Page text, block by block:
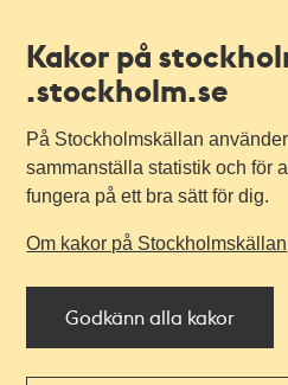
Kakor på
.stockholm.se
På Stockholmskällan
sammanställa statistik och för
fungera på ett bra sätt för dig.
Om kakor på Stockholmskällan
Godkänn alla kakor